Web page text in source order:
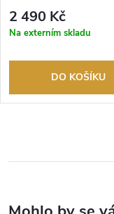
Autorizovaný prodejce.
2 490 Kč
Na externím skladu
DO KOŠÍKU